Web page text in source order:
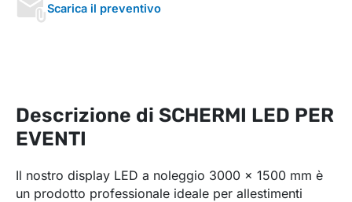
Scarica il preventivo
Descrizione di SCHERMI LED PER
EVENTI
Il nostro display LED a noleggio 3000 x 1500 mm è
un prodotto professionale ideale per allestimenti